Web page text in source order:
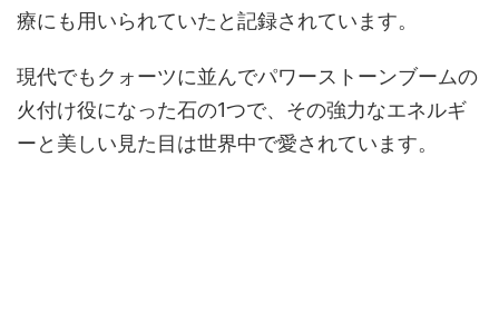
療にも用いられていたと記録されています。
現代でもクォーツに並んでパワーストーンブームの
火付け役になった石の1つで、その強力なエネルギ
ーと美しい見た目は世界中で愛されています。